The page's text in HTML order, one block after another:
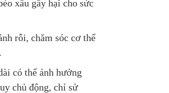
xấu gây hại cho sức
rỗi, chăm sóc cơ thể
có thể ảnh hưởng
chủ động, chỉ sử